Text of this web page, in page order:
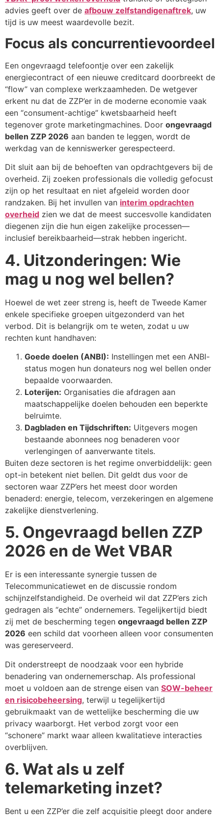
advies geeft over de afbouw zelfstandigenaftrek, uw
tijd is uw meest waardevolle bezit.
Focus als concurrentievoordeel
Een ongevraagd telefoontje over een zakelijk
energiecontract of een nieuwe creditcard doorbreekt de
“flow” van complexe werkzaamheden. De wetgever
erkent nu dat de ZZP’er in de moderne economie vaak
een “consument-achtige” kwetsbaarheid heeft
tegenover grote marketingmachines. Door ongevraagd
bellen ZZP 2026 aan banden te leggen, wordt de
werkdag van de kenniswerker gerespecteerd.
Dit sluit aan bij de behoeften van opdrachtgevers bij de
overheid. Zij zoeken professionals die volledig gefocust
zijn op het resultaat en niet afgeleid worden door
randzaken. Bij het invullen van interim opdrachten
overheid zien we dat de meest succesvolle kandidaten
diegenen zijn die hun eigen zakelijke processen—
inclusief bereikbaarheid—strak hebben ingericht.
4. Uitzonderingen: Wie
mag u nog wel bellen?
Hoewel de wet zeer streng is, heeft de Tweede Kamer
enkele specifieke groepen uitgezonderd van het
verbod. Dit is belangrijk om te weten, zodat u uw
rechten kunt handhaven:
Goede doelen (ANBI): Instellingen met een ANBI-
status mogen hun donateurs nog wel bellen onder
bepaalde voorwaarden.
Loterijen: Organisaties die afdragen aan
maatschappelijke doelen behouden een beperkte
belruimte.
Dagbladen en Tijdschriften: Uitgevers mogen
bestaande abonnees nog benaderen voor
verlengingen of aanverwante titels.
Buiten deze sectoren is het regime onverbiddelijk: geen
opt-in betekent niet bellen. Dit geldt dus voor de
sectoren waar ZZP’ers het meest door worden
benaderd: energie, telecom, verzekeringen en algemene
zakelijke dienstverlening.
5. Ongevraagd bellen ZZP
2026 en de Wet VBAR
Er is een interessante synergie tussen de
Telecommunicatiewet en de discussie rondom
schijnzelfstandigheid. De overheid wil dat ZZP’ers zich
gedragen als “echte” ondernemers. Tegelijkertijd biedt
zij met de bescherming tegen ongevraagd bellen ZZP
2026 een schild dat voorheen alleen voor consumenten
was gereserveerd.
Dit onderstreept de noodzaak voor een hybride
benadering van ondernemerschap. Als professional
moet u voldoen aan de strenge eisen van SOW-beheer
en risicobeheersing, terwijl u tegelijkertijd
gebruikmaakt van de wettelijke bescherming die uw
privacy waarborgt. Het verbod zorgt voor een
“schonere” markt waar alleen kwalitatieve interacties
overblijven.
6. Wat als u zelf
telemarketing inzet?
Bent u een ZZP’er die zelf acquisitie pleegt door andere